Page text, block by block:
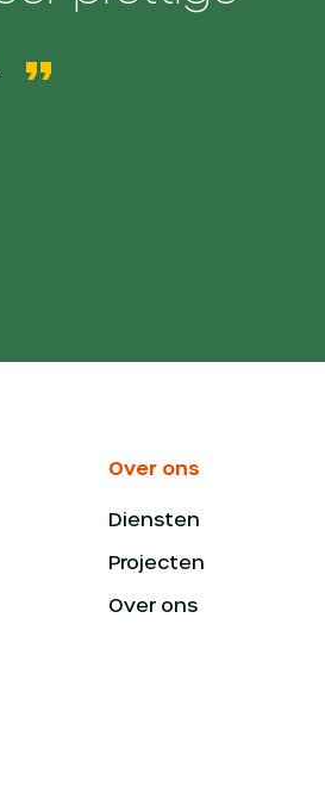
Over ons
Diensten
Projecten
Over ons